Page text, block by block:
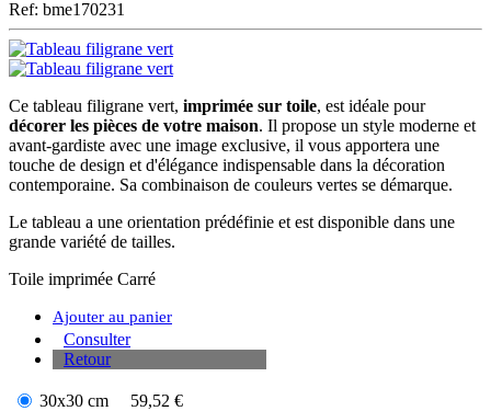
Ref: bme170231
Ce tableau filigrane vert, imprimée sur toile, est idéale pour
décorer les pièces de votre maison. Il propose un style moderne et
avant-gardiste avec une image exclusive, il vous apportera une
touche de design et d'élégance indispensable dans la décoration
contemporaine. Sa combinaison de couleurs vertes se démarque.
Le tableau a une orientation prédéfinie et est disponible dans une
grande variété de tailles.
Toile imprimée Carré
Ajouter au panier
Consulter
Retour
30x30 cm
59,52 €